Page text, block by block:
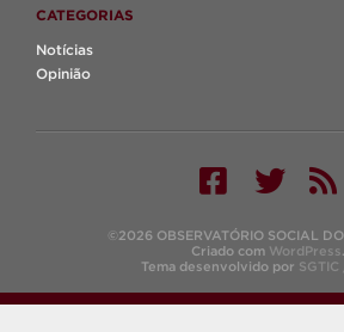
CATEGORIAS
Notícias
Opinião
©2026 OBSERVATÓRIO SOCIAL
Criado com WordPress.
Tema desenvolvido por